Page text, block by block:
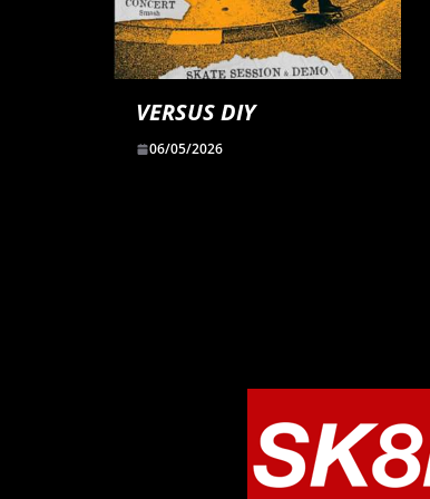
VERSUS DIY
06/05/2026